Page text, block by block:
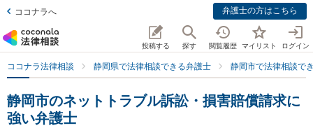
ココナラへ 弁護士の方はこちら
投稿する 探す 閲覧履歴 マイリスト ログイン
ココナラ法律相談 静岡県で法律相談できる弁護士 静岡市で法律相談で
静岡市のネットトラブル訴訟・損害賠償請求に
強い弁護士